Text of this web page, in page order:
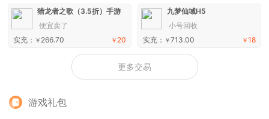
猎龙者之歌（3.5折）手游
便宜卖了
￥ 20
实充： ￥ 266.70
九梦仙域H5
小号回收
￥18
实充： ￥713.00
更多交易
游戏礼包